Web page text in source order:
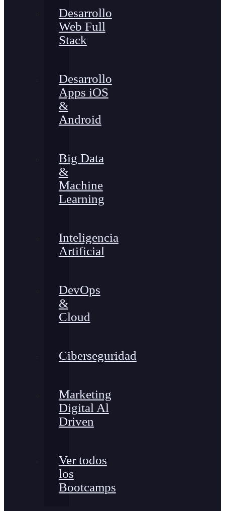
Desarrollo
Web Full
Stack
Desarrollo
Apps iOS
&
Android
Big Data
&
Machine
Learning
Inteligencia
Artificial
DevOps
&
Cloud
Ciberseguridad
Marketing
Digital Al
Driven
Ver todos
los
Bootcamps